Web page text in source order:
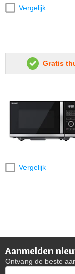
Vergelijk
Gratis
Vergelijk
Aanmelden
Ontvang de beste